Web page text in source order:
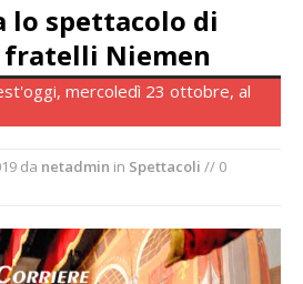
sul Monte Barone: si estende il
il rifugio e chiusi tutti i
delle fiamme: vasto incendio
di vercellesi a Oropa per il
diocesano
lo spettacolo di
Niemen
mercoledì 23 ottobre, al
da netadmin in Spettacoli // 0